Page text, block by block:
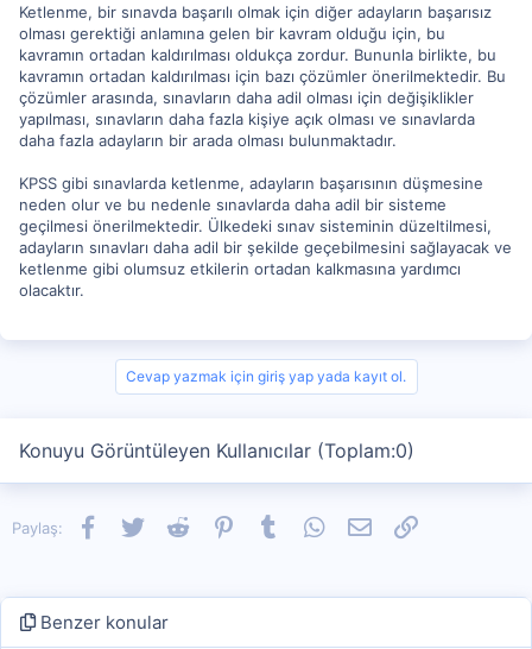
Ketlenme, bir sınavda başarılı olmak için diğer adayların başarısız
olması gerektiği anlamına gelen bir kavram olduğu için, bu
kavramın ortadan kaldırılması oldukça zordur. Bununla birlikte, bu
kavramın ortadan kaldırılması için bazı çözümler önerilmektedir. Bu
çözümler arasında, sınavların daha adil olması için değişiklikler
yapılması, sınavların daha fazla kişiye açık olması ve sınavlarda
daha fazla adayların bir arada olması bulunmaktadır.
KPSS gibi sınavlarda ketlenme, adayların başarısının düşmesine
neden olur ve bu nedenle sınavlarda daha adil bir sisteme
geçilmesi önerilmektedir. Ülkedeki sınav sisteminin düzeltilmesi,
adayların sınavları daha adil bir şekilde geçebilmesini sağlayacak ve
ketlenme gibi olumsuz etkilerin ortadan kalkmasına yardımcı
olacaktır.
Cevap yazmak için giriş yap yada kayıt ol.
Konuyu Görüntüleyen Kullanıcılar (Toplam:0)
Paylaş: Facebook
TwitterReddit PinterestTumblrWhatsApp
E-postaLink
Benzer konular